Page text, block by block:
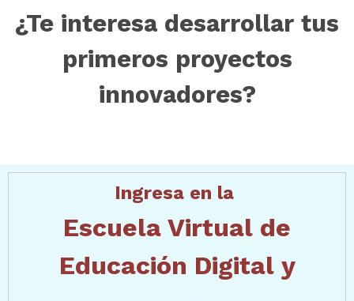
¿Te interesa desarrollar tus
primeros proyectos
innovadores?
Ingresa en la
Escuela Virtual de
Educación Digital y